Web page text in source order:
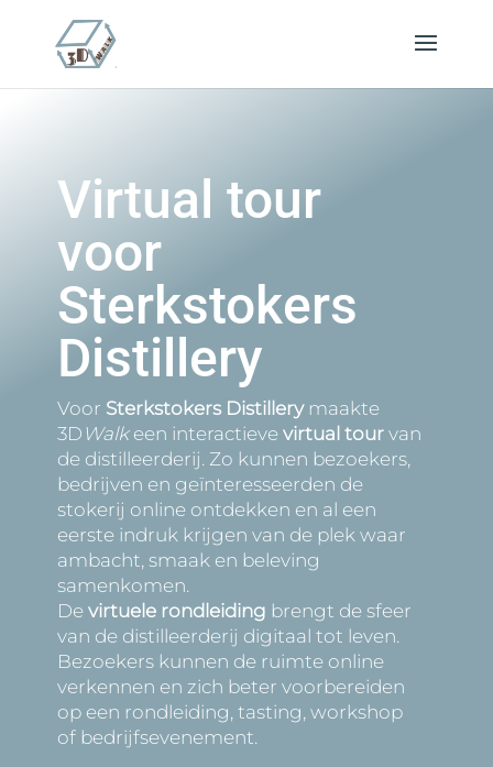
Virtual tour
voor
Sterkstokers
Distillery
Voor Sterkstokers Distillerymaakte
3D Walkeen interactieve virtual tourvan
de distilleerderij. Zo kunnen bezoekers,
bedrijven en geïnteresseerden de
stokerij online ontdekken en al een
eerste indruk krijgen van de plek waar
ambacht, smaak en beleving
samenkomen.
De virtuele rondleiding brengt de sfeer
van de distilleerderij digitaal tot leven.
Bezoekers kunnen de ruimte online
verkennen en zich beter voorbereiden
op een rondleiding, tasting, workshop
of bedrijfsevenement.